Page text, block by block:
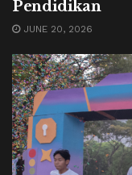
Pendidikan
JUNE 20, 2026